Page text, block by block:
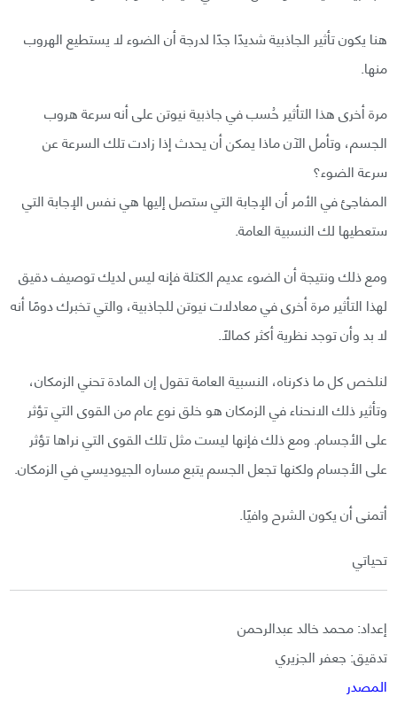
هنا يكون تأثير الجاذبية شديدًا جدًا لدرجة أن الضوء لا يستطيع الهروب
منها.
مرة أخرى هذا التأثير حُسب في جاذبية نيوتن على أنه سرعة هروب
الجسم، وتأمل الآن ماذا يمكن أن يحدث إذا زادت تلك السرعة عن
سرعة الضوء؟
المفاجئ في الأمر أن الإجابة التي ستصل إليها هي نفس الإجابة التي
ستعطيها لك النسبية العامة.
ومع ذلك ونتيجة أن الضوء عديم الكتلة فإنه ليس لديك توصيف دقيق
لهذا التأثير مرة أخرى في معادلات نيوتن للجاذبية، والتي تخبرك دومًا أنه
لا بد وأن توجد نظرية أكثر كمالًا.
لنلخص كل ما ذكرناه، النسبية العامة تقول إن المادة تحني الزمكان،
وتأثير ذلك الانحناء في الزمكان هو خلق نوع عام من القوى التي تؤثر
على الأجسام. ومع ذلك فإنها ليست مثل تلك القوى التي نراها تؤثر
على الأجسام ولكنها تجعل الجسم يتبع مساره الجيوديسي في الزمكان.
أتمنى أن يكون الشرح وافيًا.
تحياتي
إعداد: محمد خالد عبدالرحمن
تدقيق: جعفر الجزيري
المصدر